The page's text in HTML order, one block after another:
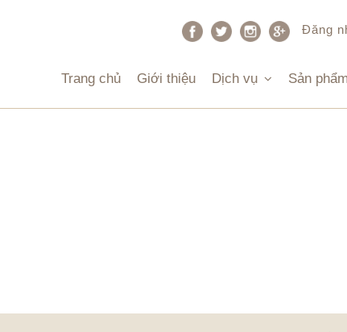
Đăng
Trang chủ Giới thiệu Dịch vụ Sản